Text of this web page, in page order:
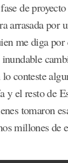
de
arrasada por
me diga por
inundable
conteste
el resto de
tomaron
millones de